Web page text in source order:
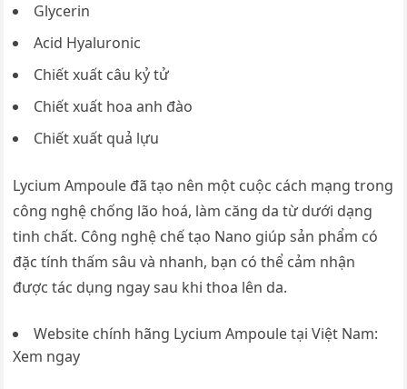
Glycerin
Acid Hyaluronic
Chiết xuất câu kỷ tử
Chiết xuất hoa anh đào
Chiết xuất quả lựu
Lycium Ampoule đã tạo nên một cuộc cách mạng trong
công nghệ chống lão hoá, làm căng da từ dưới dạng
tinh chất. Công nghệ chế tạo Nano giúp sản phẩm có
đặc tính thấm sâu và nhanh, bạn có thể cảm nhận
được tác dụng ngay sau khi thoa lên da.
Website chính hãng Lycium Ampoule tại Việt Nam:
Xem ngay